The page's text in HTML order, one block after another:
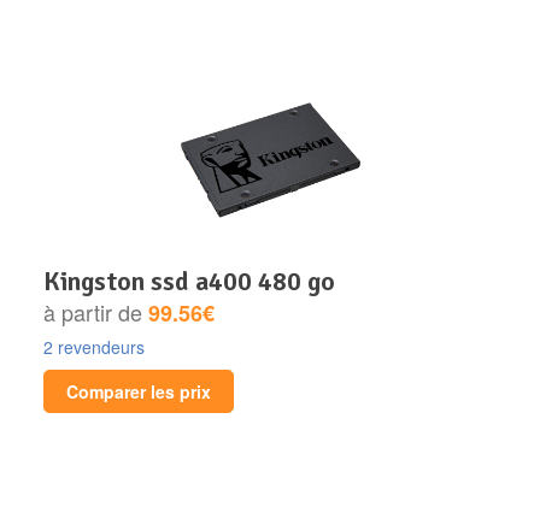
kingston ssd a400 480 go
à partir de99.56€
2 revendeurs
Comparer les prix